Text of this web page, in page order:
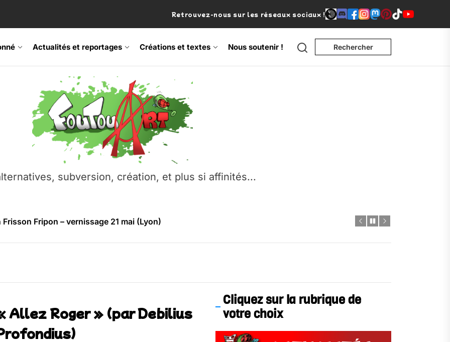
Retrouvez-nous sur les réseaux sociaux !
Actualités et reportages Créations et textes Nous soutenir ! Search Rechercher
subversion, création, et plus si affinités...
Fripon – vernissage 21 mai (Lyon)
Festival – Samedi 18 juillet (Vaulx-en-Velin)
Ŝtono, un livre réalisé par Michaël Moretti & Pierre Lacôte
contre l’A412 à l’Établi (Haute-Savoie)
Fripon – vernissage 21 mai (Lyon)
Festival – Samedi 18 juillet (Vaulx-en-Velin)
Allez Roger » (par Debilius
Cliquez sur la rubrique de
votre choix